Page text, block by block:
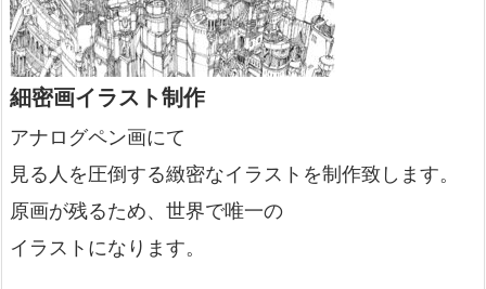
細密画イラスト制作
アナログペン画にて
見る人を圧倒する緻密なイラストを制作致します。
原画が残るため、世界で唯一の
イラストになります。